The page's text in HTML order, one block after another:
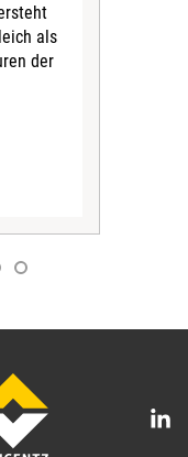
als
der